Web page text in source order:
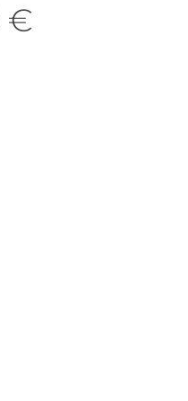
€